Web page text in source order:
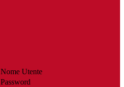
Nome Utente
Password